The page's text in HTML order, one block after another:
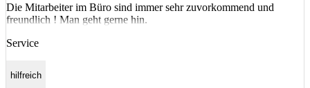
Die Mitarbeiter im Büro sind immer sehr zuvorkommend und
freundlich ! Man geht gerne hin.
Service
hilfreich